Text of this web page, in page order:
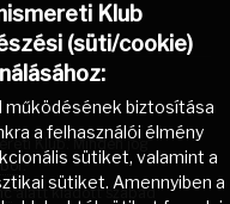
Klub
(süti/cookie)
működésének biztosítása
a felhasználói élmény
sütiket, valamint a
sütiket. Amennyiben a
Klub. Minden jog
.
alatt kiadott szabad